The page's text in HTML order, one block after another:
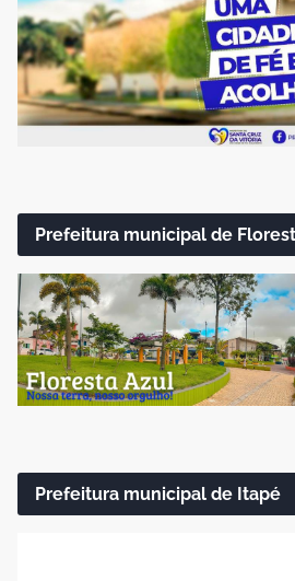
Prefeitura municipal de
Prefeitura municipal de Itapé